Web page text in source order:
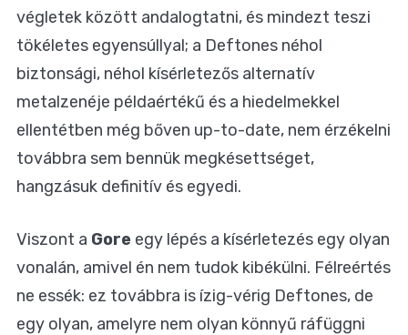
végletek között andalogtatni, és mindezt teszi
tökéletes egyensúllyal; a Deftones néhol
biztonsági, néhol kísérletezős alternatív
metalzenéje példaértékű és a hiedelmekkel
ellentétben még bőven up-to-date, nem érzékelni
továbbra sem bennük megkésettséget,
hangzásuk definitív és egyedi.
Viszont a Gore egy lépés a kísérletezés egy olyan
vonalán, amivel én nem tudok kibékülni. Félreértés
ne essék: ez továbbra is ízig-vérig Deftones, de
egy olyan, amelyre nem olyan könnyű ráfüggni